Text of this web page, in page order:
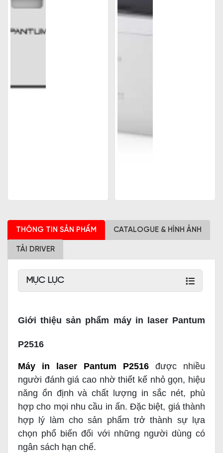
THÔNG TIN SẢN PHẨM CATALOGUE & HÌNH ẢNH
TẢI DRIVER
MỤC LỤC
Giới thiệu sản phẩm máy in laser Pantum
P2516
Máy in laser Pantum P2516 được nhiều
người đánh giá cao nhờ thiết kế nhỏ gọn, hiệu
năng ổn định và chất lượng in sắc nét, phù
hợp cho mọi nhu cầu in ấn. Đặc biệt, giá thành
hợp lý làm cho sản phẩm trở thành sự lựa
chọn phổ biến đối với những người dùng có
ngân sách hạn chế.